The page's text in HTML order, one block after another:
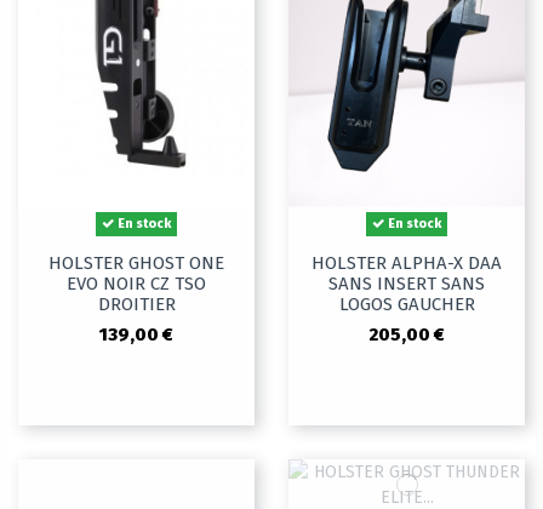
En stock
HOLSTER GHOST ONE
EVO NOIR CZ TSO
DROITIER
139,00 €
En stock
HOLSTER ALPHA-X DAA
SANS INSERT SANS
LOGOS GAUCHER
205,00 €